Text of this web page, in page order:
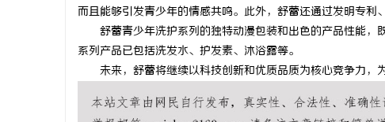
而且能够引发青少年的情感共鸣。此外，舒蕾还通过发明专利
舒蕾青少年洗护系列的独特动漫包装和出色的产品性能
系列产品已包括洗发水、护发素、沐浴露等。
未来，舒蕾将继续以科技创新和优质品质为核心竞争力，